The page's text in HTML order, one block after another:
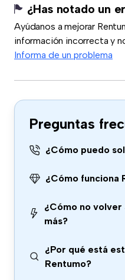
¿Has notado un
Ayúdanos a mejorar
información incorrecta y
Informa de un problema
Preguntas
¿Cómo puedo
¿Cómo funciona
¿Cómo no
más?
¿Por qué está
Rentumo?